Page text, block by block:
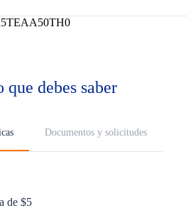
que debes saber
Documentos y solicitudes
de $5